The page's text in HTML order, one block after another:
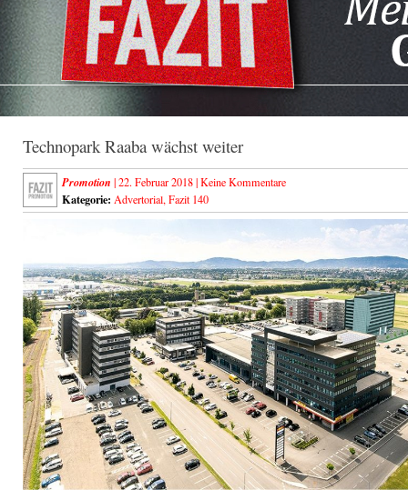
Technopark Raaba wächst weiter
Promotion | 22. Februar 2018 |Keine Kommentare
Kategorie: Advertorial, Fazit 140